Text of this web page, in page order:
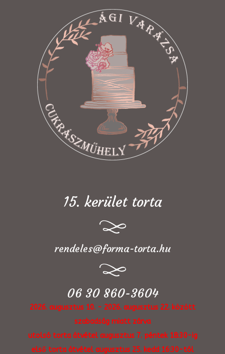
15. kerület torta
rendeles@forma-torta.hu
06 30 860-3604
2026. augusztus 10. - 2026. augusztus 22. között
szabadság miatt zárva
utolsó torta átvétel augusztus 7. péntek 18:30-ig
első torta átvétel augusztus 25. kedd 16:30-tól